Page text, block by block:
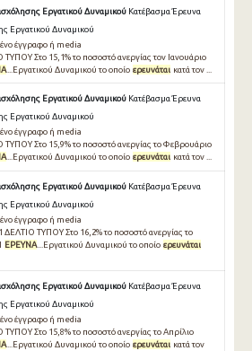
Εργατικού Δυναμικού Κατέβασμα Έρευνα
Εργατικού Δυναμικού
έγγραφο ή media
ΤΥΠΟΥ Στο 15,1% το ποσοστό ανεργίας τον Ιανουάριο
...Εργατικού Δυναμικού το οποίο ερευνάται κατά τον ...
Εργατικού Δυναμικού Κατέβασμα Έρευνα
Εργατικού Δυναμικού
έγγραφο ή media
ΤΥΠΟΥ Στο 15,9% το ποσοστό ανεργίας το Φεβρουάριο
...Εργατικού Δυναμικού το οποίο ερευνάται κατά τον ...
Εργατικού Δυναμικού Κατέβασμα Έρευνα
Εργατικού Δυναμικού
έγγραφο ή media
ΔΕΛΤΙΟ ΤΥΠΟΥ Στο 16,2% το ποσοστό ανεργίας το
ΕΡΕΥΝΑ...Εργατικού Δυναμικού το οποίο ερευνάται
Εργατικού Δυναμικού Κατέβασμα Έρευνα
Εργατικού Δυναμικού
έγγραφο ή media
ΤΥΠΟΥ Στο 15,8% το ποσοστό ανεργίας το Απρίλιο
...Εργατικού Δυναμικού το οποίο ερευνάται κατά τον